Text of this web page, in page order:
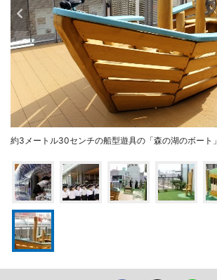
約3メートル30センチの船型遊具の「森の湖のボート」